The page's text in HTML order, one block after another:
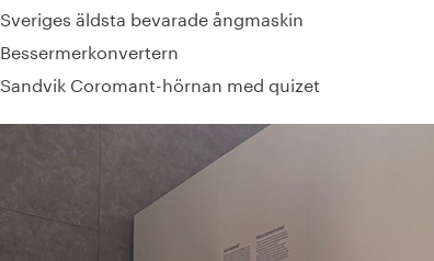
Sveriges äldsta bevarade ångmaskin
Bessermerkonvertern
Sandvik Coromant-hörnan med quizet